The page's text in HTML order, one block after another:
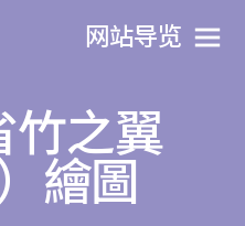
网站导览
竹之翼
繪圖